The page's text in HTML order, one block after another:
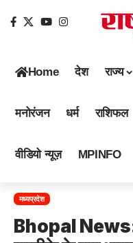
Home देश राज्य
मनोरंजन धर्म राशिफल
वीडियो न्यूज़ MPINFO
मध्यप्रदेश
Bhopal News: